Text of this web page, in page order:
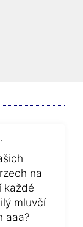
na
na
každé
mluvčí
aaa?